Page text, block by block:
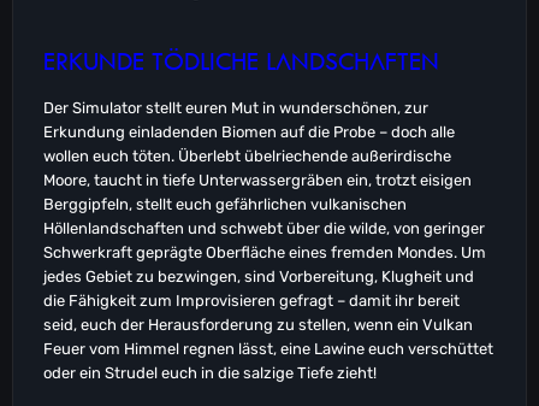
ERKUNDE TÖDLICHE LANDSCHAFTEN
Der Simulator stellt euren Mut in wunderschönen, zur
Erkundung einladenden Biomen auf die Probe – doch alle
wollen euch töten. Überlebt übelriechende außerirdische
Moore, taucht in tiefe Unterwassergräben ein, trotzt eisigen
Berggipfeln, stellt euch gefährlichen vulkanischen
Höllenlandschaften und schwebt über die wilde, von geringer
Schwerkraft geprägte Oberfläche eines fremden Mondes. Um
jedes Gebiet zu bezwingen, sind Vorbereitung, Klugheit und
die Fähigkeit zum Improvisieren gefragt – damit ihr bereit
seid, euch der Herausforderung zu stellen, wenn ein Vulkan
Feuer vom Himmel regnen lässt, eine Lawine euch verschüttet
oder ein Strudel euch in die salzige Tiefe zieht!